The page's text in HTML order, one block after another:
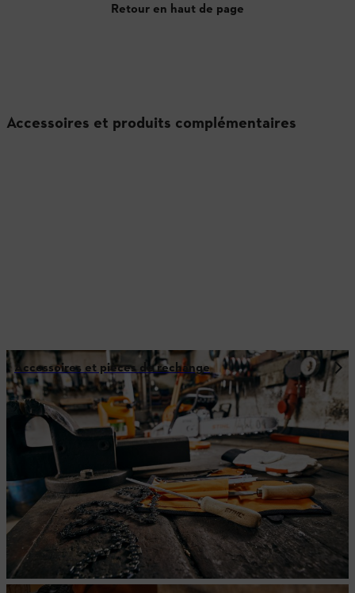
Retour en haut de page
Accessoires et produits complémentaires
Accessoires et pièces de rechange